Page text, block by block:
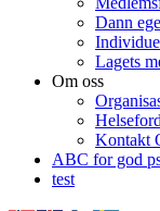
Dann
Lagets
Om oss
Kontakt
ABC for god
test